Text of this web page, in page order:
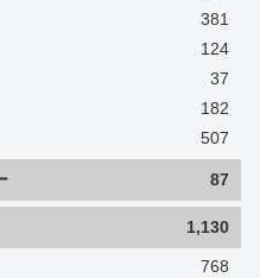
381
124
37
182
507
87
1,130
768